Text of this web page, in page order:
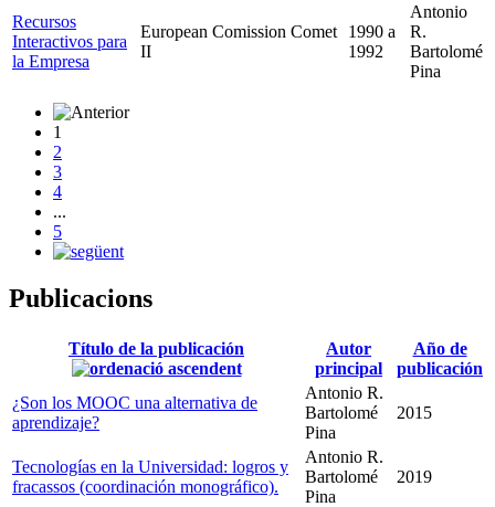
Recursos
Interactivos para
la Empresa
European Comission Comet
II
1990 a
1992
Antonio
R.
Bartolomé
Pina
1
2
3
4
...
5
Publicacions
Título de la publicación
Autor
principal
Año de
publicación
¿Son los MOOC una alternativa de
aprendizaje?
Antonio R.
Bartolomé
Pina
2015
Tecnologías en la Universidad: logros y
fracassos (coordinación monográfico).
Antonio R.
Bartolomé
Pina
2019